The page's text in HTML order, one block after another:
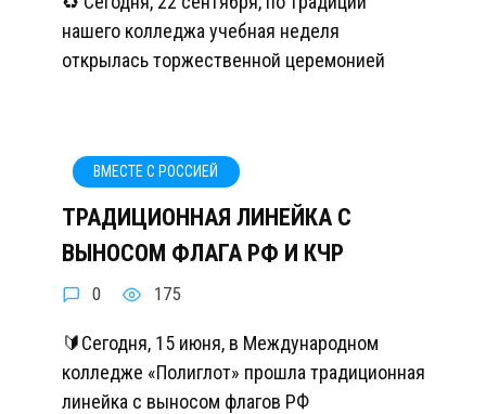
нашего колледжа учебная неделя
открылась торжественной церемонией
ВМЕСТЕ С РОССИЕЙ
ТРАДИЦИОННАЯ ЛИНЕЙКА С
ВЫНОСОМ ФЛАГА РФ И КЧР
0 175
🔰Сегодня, 15 июня, в Международном
колледже «Полиглот» прошла традиционная
линейка с выносом флагов РФ